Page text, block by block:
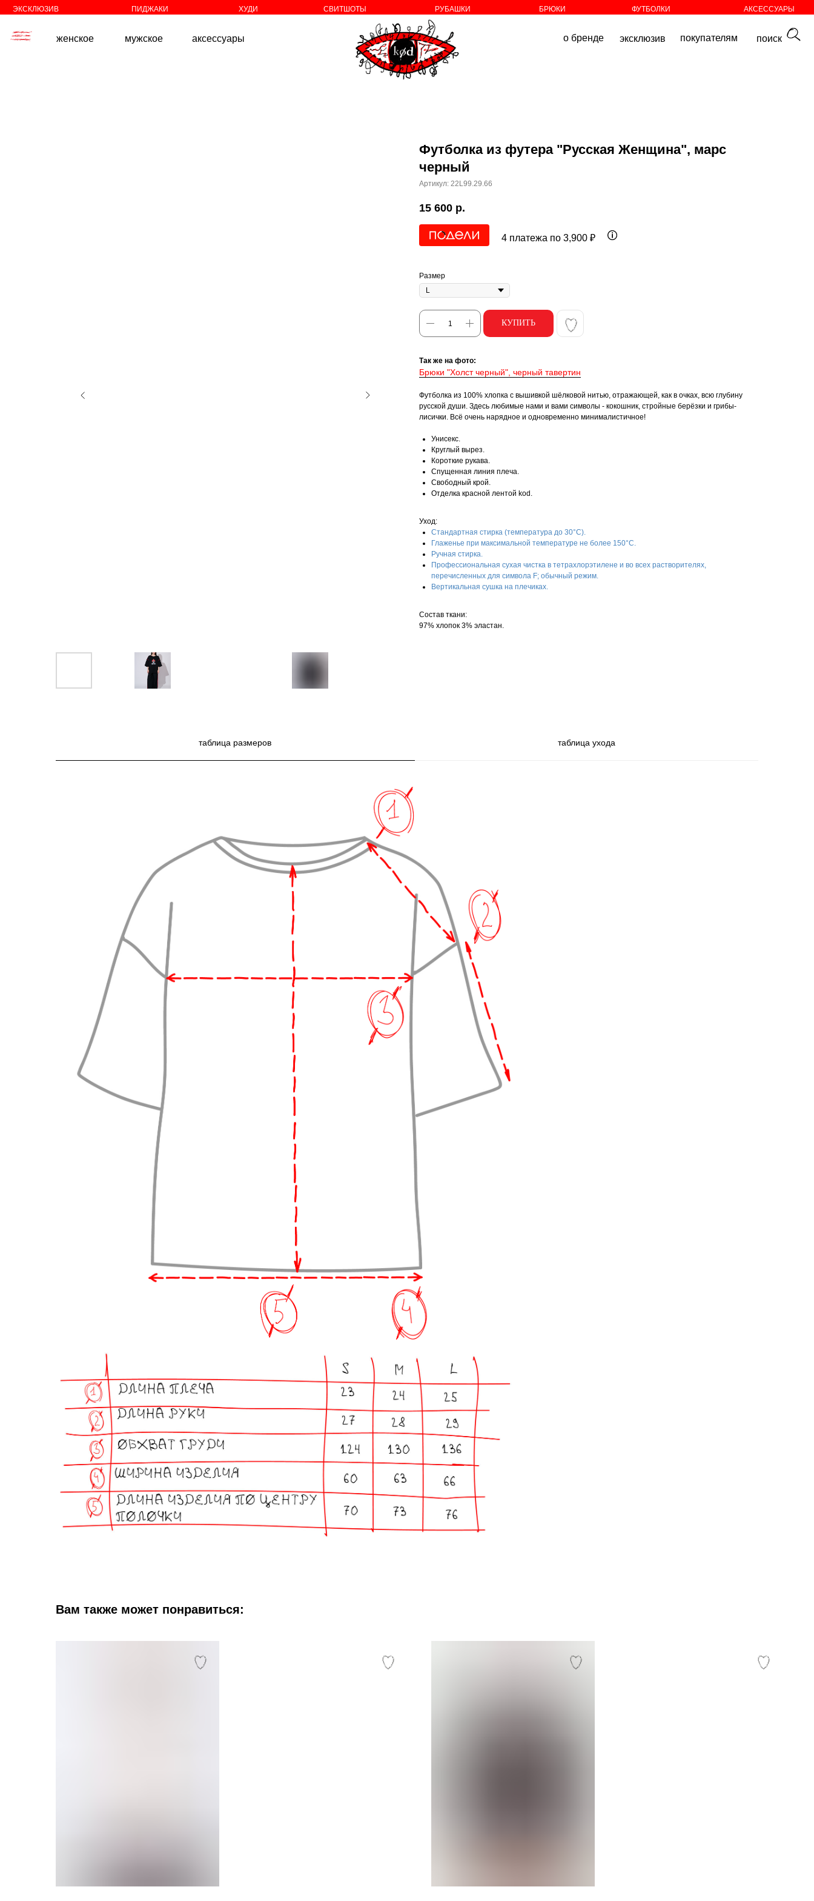
женское мужское аксессуары поиск
эксклюзив
ЭКСКЛЮЗИВ ПИДЖАКИ ХУДИ СВИТШОТЫ РУБАШКИ БРЮКИ ФУТБОЛКИ АКСЕССУАРЫ
Футболка из футера "Русская Женщина", марс
черный
Артикул: 22L99.29.66
15 600 р.
4 платежа по 3,900 ₽
Размер
КУПИТЬ
Так же на фото:
Брюки "Холст черный", черный тавертин
Футболка из 100% хлопка с вышивкой шёлковой нитью, отражающей, как в очках, всю глубину
русской души. Здесь любимые нами и вами символы - кокошник, стройные берёзки и грибы-
лисички. Всё очень нарядное и одновременно минималистичное!
Унисекс.
Круглый вырез.
Короткие рукава.
Спущенная линия плеча.
Свободный крой.
Отделка красной лентой kоd.
Уход:
Стандартная стирка (температура до 30°С).
Глаженье при максимальной температуре не более 150°С.
Ручная стирка.
Профессиональная сухая чистка в тетрахлорэтилене и во всех растворителях,
перечисленных для символа F; обычный режим.
Вертикальная сушка на плечиках.
Состав ткани:
97% хлопок 3% эластан.
таблица размеров таблица ухода
Вам также может понравиться: